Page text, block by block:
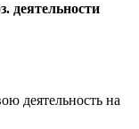
деятельности
деятельность на